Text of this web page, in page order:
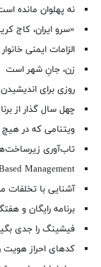
نه پهلوان مانده
«سرو ایران، کاج
الزامات ایمنی خانوار
زن، جانِ شهر است
روزی برای
چهل سال گذار از
ویتنامی که در
تاب‌آوری
Management
آشنایی با تخلفات
برنامه رایگان و
فیشینگ را جدی
کدهای احراز هویت